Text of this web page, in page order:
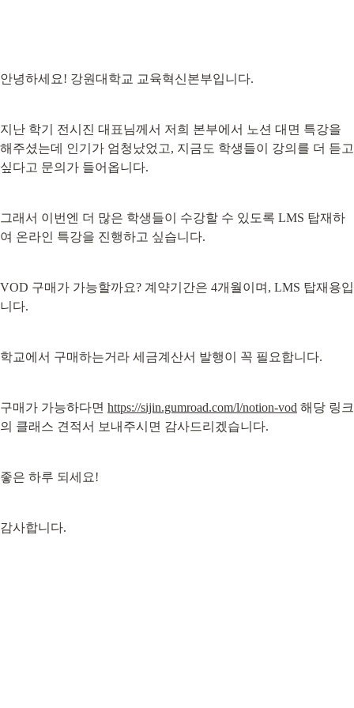
안녕하세요! 강원대학교 교육혁신본부입니다.
지난 학기 전시진 대표님께서 저희 본부에서 노션 대면 특강을
해주셨는데 인기가 엄청났었고, 지금도 학생들이 강의를 더 듣고
싶다고 문의가 들어옵니다.
그래서 이번엔 더 많은 학생들이 수강할 수 있도록 LMS 탑재하
여 온라인 특강을 진행하고 싶습니다.
VOD 구매가 가능할까요? 계약기간은 4개월이며, LMS 탑재용입
니다.
학교에서 구매하는거라 세금계산서 발행이 꼭 필요합니다.
구매가 가능하다면 https://sijin.gumroad.com/l/notion-vod 해당 링크
의 클래스 견적서 보내주시면 감사드리겠습니다.
좋은 하루 되세요!
감사합니다.